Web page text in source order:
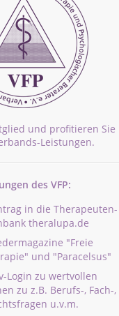
und profitieren Sie
Leistungen.
des VFP:
in die Therapeuten-
theralupa.de
"Freie
und "Paracelsus"
Login zu wertvollen
zu z.B. Berufs-, Fach-,
u.v.m.